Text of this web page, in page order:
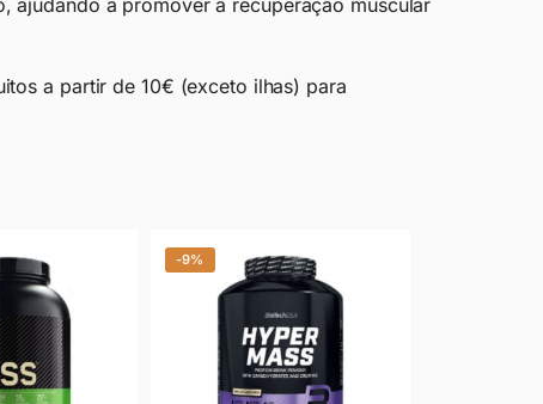
ajudando a promover a recuperação muscular
a partir de 10€ (exceto ilhas) para
-9%